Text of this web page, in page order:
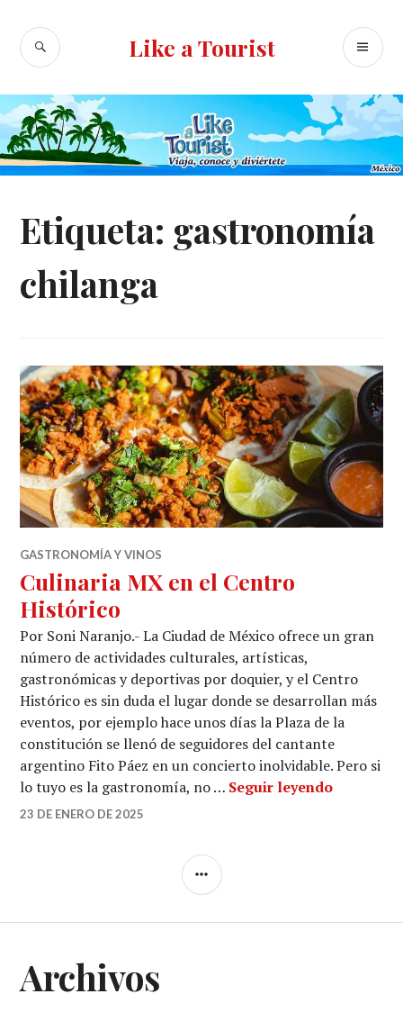
contenido
Like a Tourist
BUSCAR
Etiqueta: gastronomía
chilanga
GASTRONOMÍA Y VINOS
Culinaria MX en el Centro
Histórico
Por Soni Naranjo.- La Ciudad de México ofrece un gran
número de actividades culturales, artísticas,
gastronómicas y deportivas por doquier, y el Centro
Histórico es sin duda el lugar donde se desarrollan más
eventos, por ejemplo hace unos días la Plaza de la
constitución se llenó de seguidores del cantante
argentino Fito Páez en un concierto inolvidable. Pero si
lo tuyo es la gastronomía, no … Seguir leyendoCulinaria
23 DE ENERO DE 2025
BARRA
Archivos